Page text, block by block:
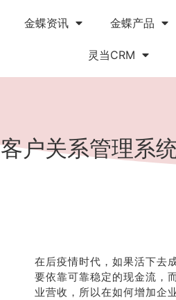
金蝶资讯 金蝶产品
灵当CRM
客户关系管理系
在后疫情时代，如果活下去
要依靠可靠稳定的现金流，
业营收，所以在如何增加企